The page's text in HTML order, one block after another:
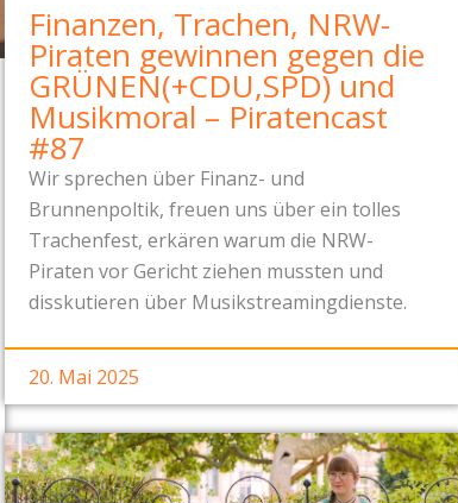
Finanzen, Trachen, NRW-
Piraten gewinnen gegen die
GRÜNEN(+CDU,SPD) und
Musikmoral – Piratencast
#87
Wir sprechen über Finanz- und
Brunnenpoltik, freuen uns über ein tolles
Trachenfest, erkären warum die NRW-
Piraten vor Gericht ziehen mussten und
disskutieren über Musikstreamingdienste.
20. Mai 2025